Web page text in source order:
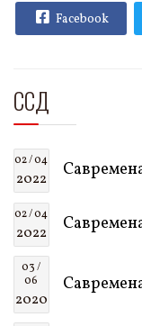
Facebook
ССД
02 / 04
2022
02 / 04
2022
03 /
06
2020